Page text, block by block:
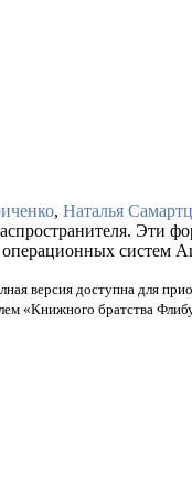
, Наталья
Эти
систем
версия доступна для
«Книжного братства